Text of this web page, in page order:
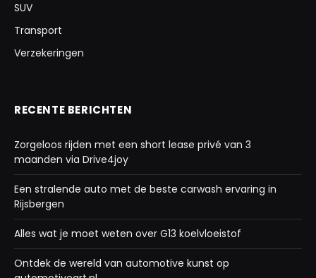
SUV
Transport
Verzekeringen
RECENTE BERICHTEN
Zorgeloos rijden met een short lease privé van 3
maanden via Drive4joy
Een stralende auto met de beste carwash ervaring in
Rijsbergen
Alles wat je moet weten over G13 koelvloeistof
Ontdek de wereld van automotive kunst op